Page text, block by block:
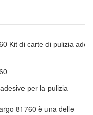
Kit di carte di pulizia
per la pulizia
81760 è una delle